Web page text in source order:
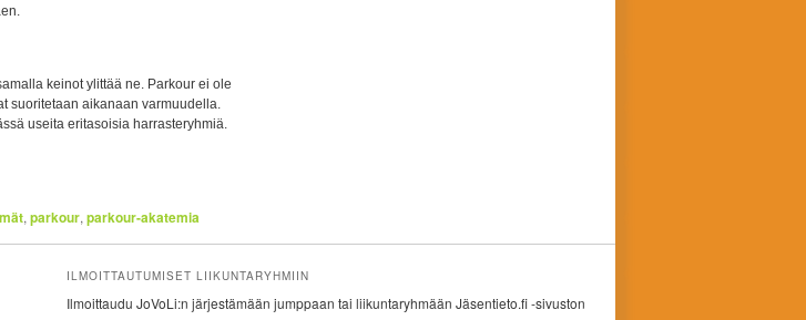
keinot ylittää ne. Parkour ei ole
suoritetaan aikanaan varmuudella.
useita eritasoisia harrasteryhmiä.
, parkour, parkour-akatemia
ILMOITTAUTUMISET LIIKUNTARYHMIIN
Ilmoittaudu JoVoLi:n järjestämään jumppaan tai liikuntaryhmään Jäsentieto.fi -sivuston